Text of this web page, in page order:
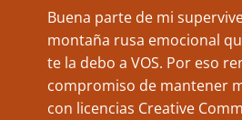
Buena parte de mi
montaña rusa emocional
te la debo a VOS. Por eso
compromiso de mantener
con licencias Creative